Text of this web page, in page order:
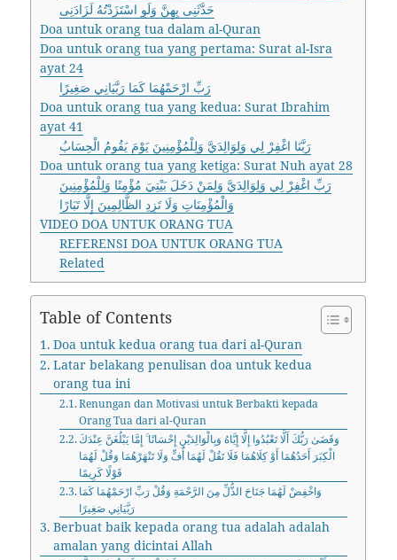
حَدَّثَنِى بِهِنَّ وَلَوِ اسْتَزَدْتُهُ لَزَادَنِى
Doa untuk orang tua dalam al-Quran
Doa untuk orang tua yang pertama: Surat al-Isra
ayat 24
رَبِّ ارْحَمْهُمَا كَمَا رَبَّيَانِي صَغِيرًا
Doa untuk orang tua yang kedua: Surat Ibrahim
ayat 41
رَبَّنَا اغْفِرْ لِي وَلِوَالِدَيَّ وَلِلْمُؤْمِنِينَ يَوْمَ يَقُومُ الْحِسَابُ
Doa untuk orang tua yang ketiga: Surat Nuh ayat 28
رَبِّ اغْفِرْ لِي وَلِوَالِدَيَّ وَلِمَنْ دَخَلَ بَيْتِيَ مُؤْمِنًا وَلِلْمُؤْمِنِينَ
وَالْمُؤْمِنَاتِ وَلَا تَزِدِ الظَّالِمِينَ إِلَّا تَبَارًا
VIDEO DOA UNTUK ORANG TUA
REFERENSI DOA UNTUK ORANG TUA
Related
Table of Contents
Doa untuk kedua orang tua dari al-Quran
Latar belakang penulisan doa untuk kedua
orang tua ini
Renungan dan Motivasi untuk Berbakti kepada
Orang Tua dari al-Quran
وَقَضَىٰ رَبُّكَ أَلَّا تَعْبُدُوا إِلَّا إِيَّاهُ وَبِالْوَالِدَيْنِ إِحْسَانًا ۚ إِمَّا يَبْلُغَنَّ عِنْدَكَ
الْكِبَرَ أَحَدُهُمَا أَوْ كِلَاهُمَا فَلَا تَقُلْ لَهُمَا أُفٍّ وَلَا تَنْهَرْهُمَا وَقُلْ لَهُمَا
قَوْلًا كَرِيمًا
وَاخْفِضْ لَهُمَا جَنَاحَ الذُّلِّ مِنَ الرَّحْمَةِ وَقُلْ رَبِّ ارْحَمْهُمَا كَمَا
رَبَّيَانِي صَغِيرًا
Berbuat baik kepada orang tua adalah adalah
amalan yang dicintai Allah